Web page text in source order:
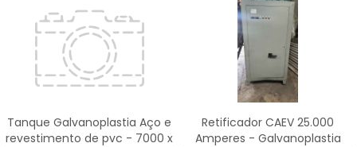
Tanque Galvanoplastia Aço e
revestimento de pvc - 7000 x
Retificador CAEV 25.000
Amperes - Galvanoplastia